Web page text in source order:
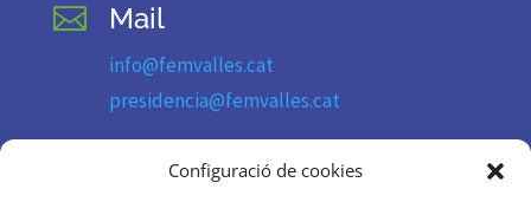
Configuració de cookies
 Mail
info@femvalles.cat
presidencia@femvalles.cat
Telèfon